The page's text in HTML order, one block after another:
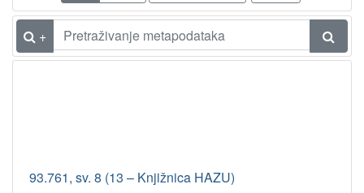
+
93.761, sv. 8 (13 – Knjižnica HAZU)